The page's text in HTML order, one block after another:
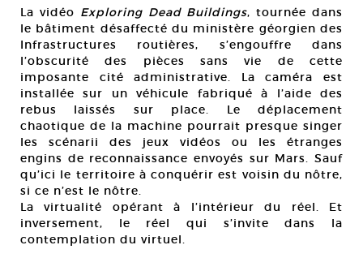
La vidéo Exploring Dead Buildings, tournée dans
le bâtiment désaffecté du ministère géorgien des
Infrastructures routières, s’engouffre dans
l’obscurité des pièces sans vie de cette
imposante cité administrative. La caméra est
installée sur un véhicule fabriqué à l’aide des
rebus laissés sur place. Le déplacement
chaotique de la machine pourrait presque singer
les scénarii des jeux vidéos ou les étranges
engins de reconnaissance envoyés sur Mars. Sauf
qu’ici le territoire à conquérir est voisin du nôtre,
si ce n’est le nôtre.
La virtualité opérant à l’intérieur du réel. Et
inversement, le réel qui s’invite dans la
contemplation du virtuel.